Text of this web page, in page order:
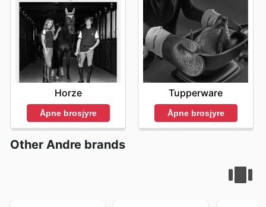
Horze
Åpne brosjyre
Tupperware
Åpne brosjyre
Other Andre brands